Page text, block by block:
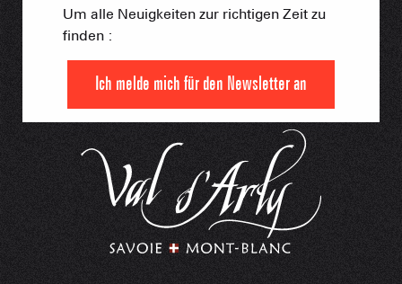
Um alle Neuigkeiten zur richtigen Zeit zu
finden :
Ich melde mich für den Newsletter an